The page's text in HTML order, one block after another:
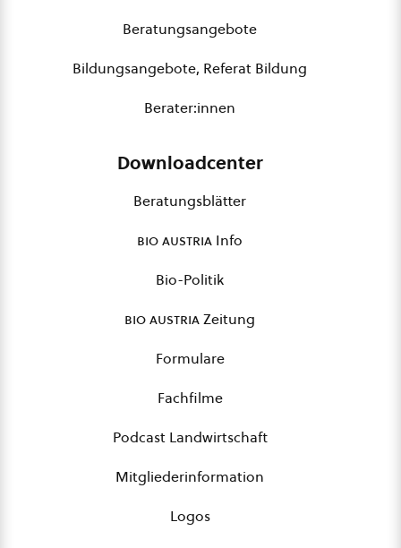
Beratungsangebote
Bildungsangebote, Referat Bildung
Berater:innen
Downloadcenter
Beratungsblätter
bio austria Info
Bio-Politik
bio austriaZeitung
Formulare
Fachfilme
Podcast Landwirtschaft
Mitgliederinformation
Logos